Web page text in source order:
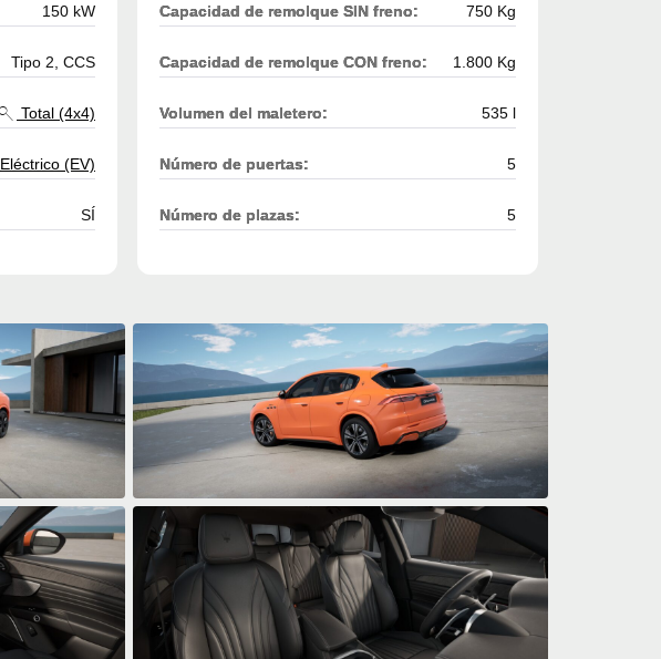
150 kW
Tipo 2, CCS
Total (4x4)
Eléctrico (EV)
SÍ
Capacidad de remolque SIN freno: 750 Kg
Capacidad de remolque CON freno: 1.800 Kg
Volumen del maletero: 535 l
Número de puertas: 5
Número de plazas: 5